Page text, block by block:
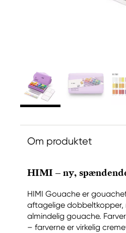
Om produktet
HIMI – ny,
HIMI Gouache er
aftagelige dobbeltkopper,
almindelig gouache.
– farverne er virkelig